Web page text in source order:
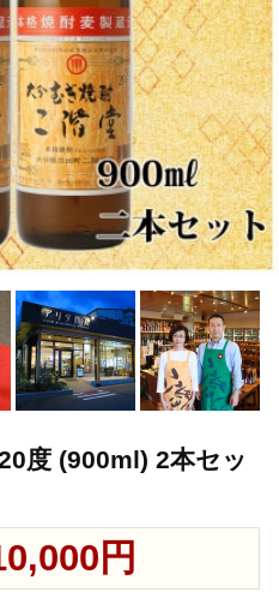
度 (900ml) 2本セッ
円